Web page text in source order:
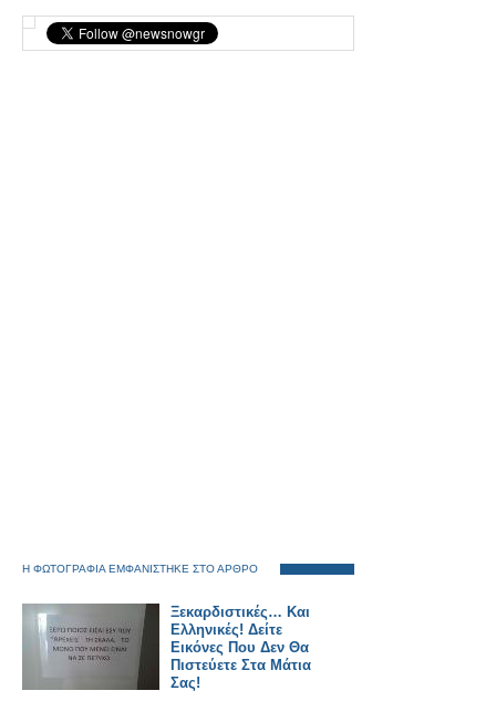
Η ΦΩΤΟΓΡΑΦΙΑ ΕΜΦΑΝΙΣΤΗΚΕ ΣΤΟ ΑΡΘΡΟ
Ξεκαρδιστικές… Και
Ελληνικές! Δείτε
Εικόνες Που Δεν Θα
Πιστεύετε Στα Μάτια
Σας!